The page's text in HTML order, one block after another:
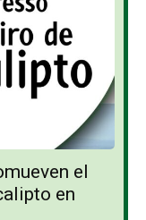
el
en